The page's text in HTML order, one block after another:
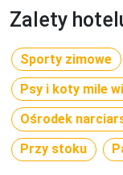
Opłata klimatyczna
płątna na miejscu w
TELEFONICZNA
Zalety
Sporty zimowe
Psy i koty mile
Ośrodek
Przy stoku